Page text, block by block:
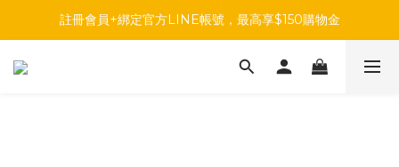
註冊會員+綁定官方LINE帳號，最高享$150購物金
註冊會員+綁定官方LINE帳號，最高享$150購物金
前往參加投票，領取專屬折扣碼!